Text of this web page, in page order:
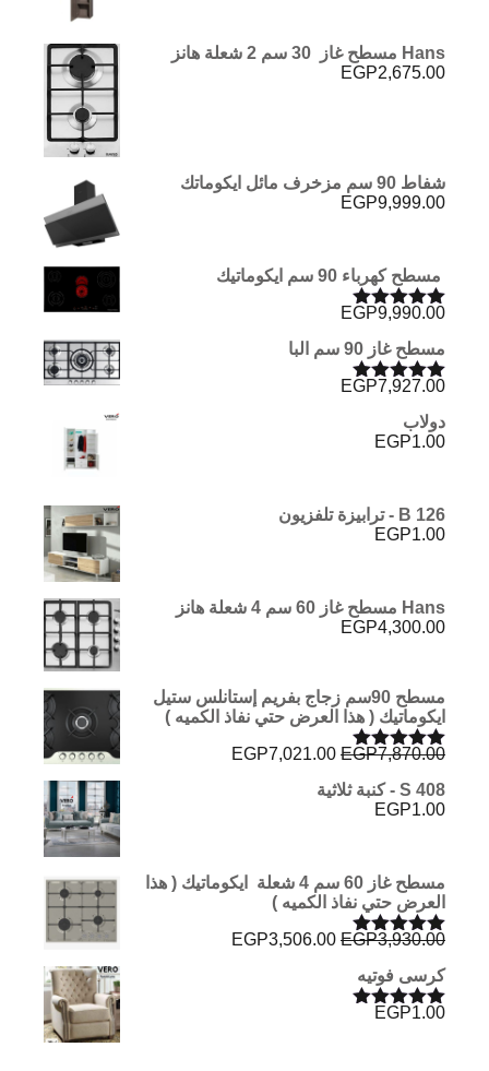
Hans مسطح غاز 30 سم 2 شعلة هانز
EGP2,675.00
شفاط 90 سم مزخرف مائل ايكوماتك
EGP9,999.00
مسطح كهرباء 90 سم ايكوماتيك
تم التقييم
من 5
EGP9,990.00
مسطح غاز 90 سم البا
تم التقييم
5.00
EGP7,927.00
دولاب
EGP1.00
B 126 - ترابيزة تلفزيون
EGP1.00
Hans مسطح غاز 60 سم 4 شعلة هانز
EGP4,300.00
مسطح 90سم زجاج بفريم إستانلس ستيل
ايكوماتيك ( هذا العرض حتي نفاذ الكميه )
تم التقييم
5.00
من 5
EGP7,870.00
السعر
هو:
EGP7,021.00
S 408 - كنبة ثلاثية
EGP1.00
مسطح غاز 60 سم 4 شعلة ايكوماتيك ( هذا
العرض حتي نفاذ الكميه )
تم التقييم
5.00
EGP3,930.00
السعر
EGP3,506.00
كرسى فوتيه
تم التقييم
EGP1.00